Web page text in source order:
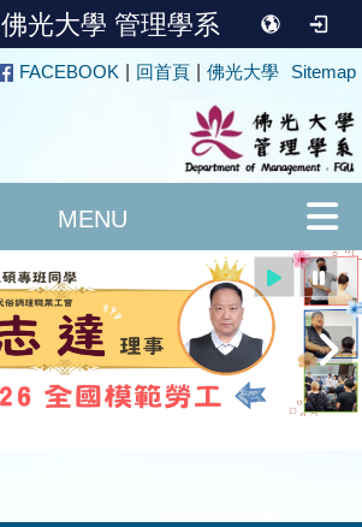
佛光大學 管理學系
FACEBOOK 回首頁 佛光大學 Sitemap